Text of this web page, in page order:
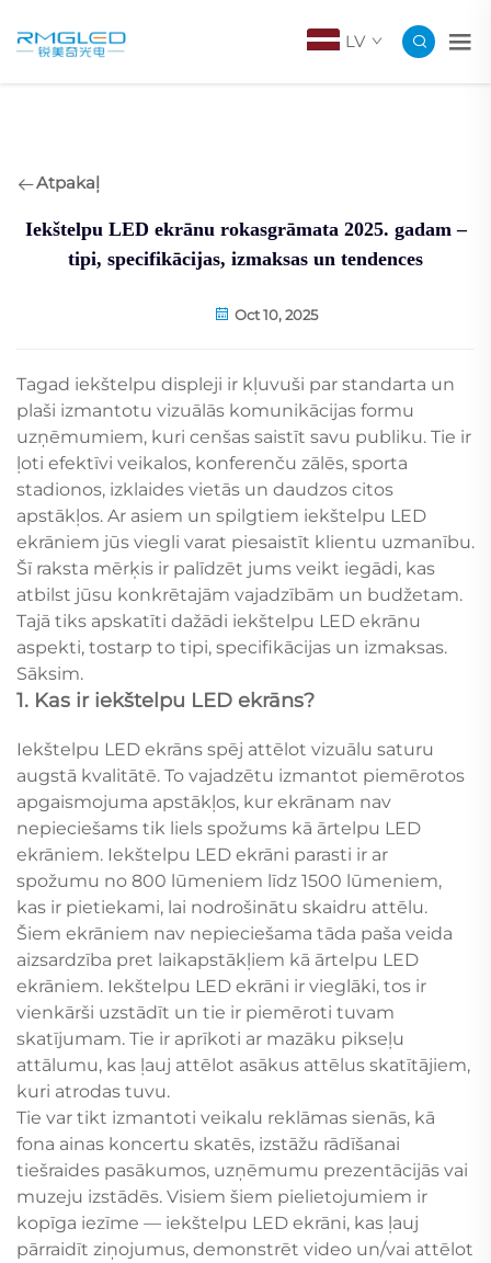
LV
Atpakaļ
Iekštelpu LED ekrānu rokasgrāmata 2025. gadam –
tipi, specifikācijas, izmaksas un tendences
Oct 10, 2025
Tagad iekštelpu displeji ir kļuvuši par standarta un
plaši izmantotu vizuālās komunikācijas formu
uzņēmumiem, kuri cenšas saistīt savu publiku. Tie ir
ļoti efektīvi veikalos, konferenču zālēs, sporta
stadionos, izklaides vietās un daudzos citos
apstākļos. Ar asiem un spilgtiem iekštelpu LED
ekrāniem jūs viegli varat piesaistīt klientu uzmanību.
Šī raksta mērķis ir palīdzēt jums veikt iegādi, kas
atbilst jūsu konkrētajām vajadzībām un budžetam.
Tajā tiks apskatīti dažādi iekštelpu LED ekrānu
aspekti, tostarp to tipi, specifikācijas un izmaksas.
Sāksim.
1. Kas ir iekštelpu LED ekrāns?
Iekštelpu LED ekrāns spēj attēlot vizuālu saturu
augstā kvalitātē. To vajadzētu izmantot piemērotos
apgaismojuma apstākļos, kur ekrānam nav
nepieciešams tik liels spožums kā ārtelpu LED
ekrāniem. Iekštelpu LED ekrāni parasti ir ar
spožumu no 800 lūmeniem līdz 1500 lūmeniem,
kas ir pietiekami, lai nodrošinātu skaidru attēlu.
Šiem ekrāniem nav nepieciešama tāda paša veida
aizsardzība pret laikapstākļiem kā ārtelpu LED
ekrāniem. Iekštelpu LED ekrāni ir vieglāki, tos ir
vienkārši uzstādīt un tie ir piemēroti tuvam
skatījumam. Tie ir aprīkoti ar mazāku pikseļu
attālumu, kas ļauj attēlot asākus attēlus skatītājiem,
kuri atrodas tuvu.
Tie var tikt izmantoti veikalu reklāmas sienās, kā
fona ainas koncertu skatēs, izstāžu rādīšanai
tiešraides pasākumos, uzņēmumu prezentācijās vai
muzeju izstādēs. Visiem šiem pielietojumiem ir
kopīga iezīme — iekštelpu LED ekrāni, kas ļauj
pārraidīt ziņojumus, demonstrēt video un/vai attēlot